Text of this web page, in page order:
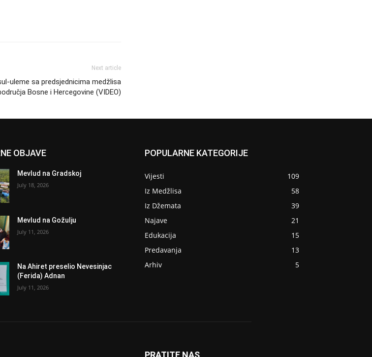
Next article
uleme sa predsjednicima medžlisa
Bosne i Hercegovine (VIDEO)
OBJAVE
Mevlud na Gradskoj
July 18, 2026
Mevlud na Gožulju
July 11, 2026
Na Ahiret preselio Nevesinjac
(Ferida) Adnan
July 11, 2026
POPULARNE KATEGORIJE
Vijesti
109
Iz Medžlisa
58
Iz Džemata
39
Najave
21
Edukacija
15
Predavanja
13
Arhiv
5
PRATITE NAS